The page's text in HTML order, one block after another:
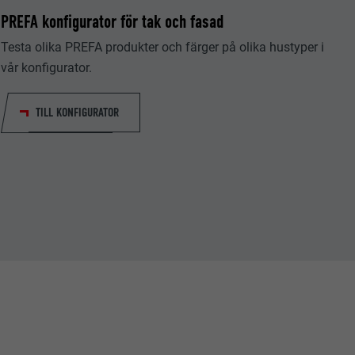
PREFA konfigurator för tak och fasad
Testa olika PREFA produkter och färger på olika hustyper i
vår konfigurator.
TILL KONFIGURATOR
data om